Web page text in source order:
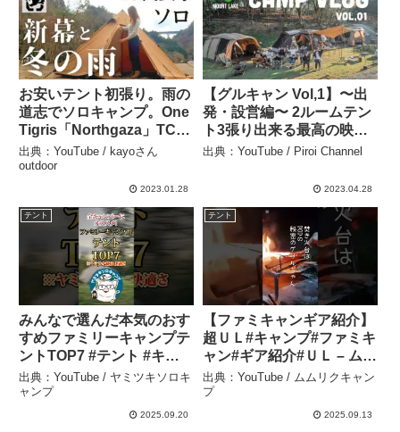
お安いテント初張り。雨の
道志でソロキャンプ。One
Tigris「Northgaza」TCワ
ンポール。新戸キャンプ
場。 – kayoさんoutdoor
出典：YouTube / kayoさん
outdoor
2023.01.28
【グルキャン Vol,1】〜出
発・設営編〜 2ルームテン
ト3張り出来る最高の映え
サイト！ – Piroi Channel
出典：YouTube / Piroi Channel
2023.04.28
テント
みんなで選んだ本気のおす
すめファミリーキャンプテ
ントTOP7 #テント #キャ
ンプギア #おすすめ #保存
– ヤミツキソロキャンプ
出典：YouTube / ヤミツキソロキ
ャンプ
2025.09.20
テント
【ファミキャンギア紹介】
超ＵＬ#キャンプ#ファミキ
ャン#ギア紹介#ＵＬ – ムム
リクキャンプ
出典：YouTube / ムムリクキャン
プ
2025.09.13